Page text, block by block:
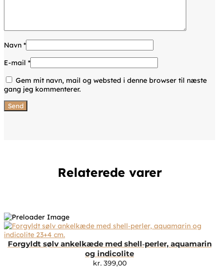
Navn *
E-mail *
Gem mit navn, mail og websted i denne browser til næste
gang jeg kommenterer.
Relaterede varer
Forgyldt sølv ankelkæde med shell‑perler, aquamarin
og indicolite
kr.399,00